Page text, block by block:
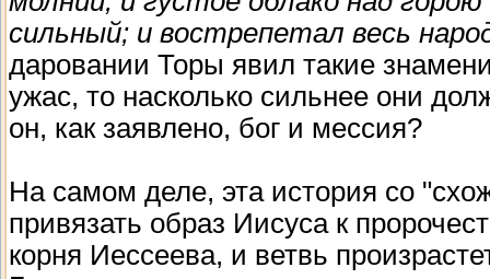
сильный; и вострепетал весь
даровании Торы явил такие
ужас, то насколько сильнее они
он, как заявлено, бог и мессия?
На самом деле, эта история со
привязать образ Иисуса к
корня Иессеева, и ветвь